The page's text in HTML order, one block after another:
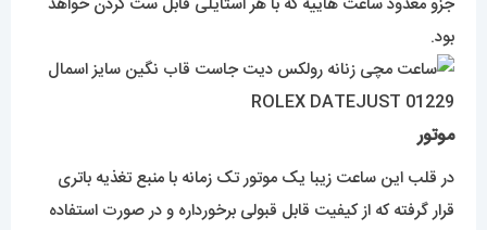
بود.
موتور
در قلب این ساعت زیبا یک موتور تک زمانه با منبع تغذیه باتری
قرار گرفته که از کیفیت قابل قبولی برخورداره و در صورت استفاده